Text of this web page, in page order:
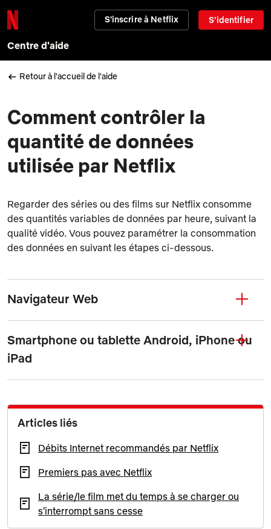
S'inscrire à Netflix S'identifier
Centre d'aide
Retour à l'accueil de l'aide
Comment contrôler la
quantité de données
utilisée par Netflix
Regarder des séries ou des films sur Netflix consomme
des quantités variables de données par heure, suivant la
qualité vidéo. Vous pouvez paramétrer la consommation
des données en suivant les étapes ci-dessous.
Navigateur Web
Smartphone ou tablette Android, iPhone ou
iPad
Articles liés
Débits Internet recommandés par Netflix
Premiers pas avec Netflix
La série/le film met du temps à se charger ou
s'interrompt sans cesse